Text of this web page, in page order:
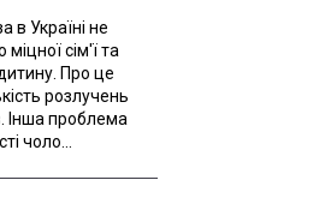
в Україні не
сім'ї та
Про це
розлучень
Інша проблема
чоло...